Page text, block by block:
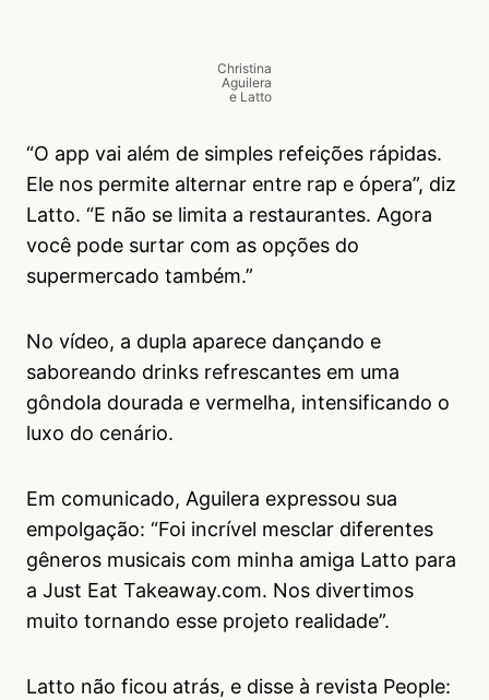
Christina
Aguilera
e Latto
“O app vai além de simples refeições rápidas.
Ele nos permite alternar entre rap e ópera”, diz
Latto. “E não se limita a restaurantes. Agora
você pode surtar com as opções do
supermercado também.”
No vídeo, a dupla aparece dançando e
saboreando drinks refrescantes em uma
gôndola dourada e vermelha, intensificando o
luxo do cenário.
Em comunicado, Aguilera expressou sua
empolgação: “Foi incrível mesclar diferentes
gêneros musicais com minha amiga Latto para
a Just Eat Takeaway.com. Nos divertimos
muito tornando esse projeto realidade”.
Latto não ficou atrás, e disse à revista People: